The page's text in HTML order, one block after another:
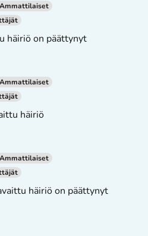
häiriö on päättynyt
häiriö
häiriö on päättynyt